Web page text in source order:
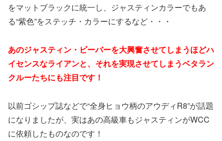
をマットブラックに統一し、ジャスティンカラーでもあ
る“紫色”をステッチ・カラーにするなど・・・
あのジャスティン・ビーバーを大興奮させてしまうほどハ
イセンスなライアンと、それを実現させてしまうベタラン
クルーたちにも注目です！
以前ゴシップ誌などで“全身ヒョウ柄のアウディR8”が話題
になりましたが、実はあの高級車もジャスティンがWCC
に依頼したものなのです！